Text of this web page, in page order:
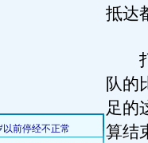
抵达
打
队的
足的
算结